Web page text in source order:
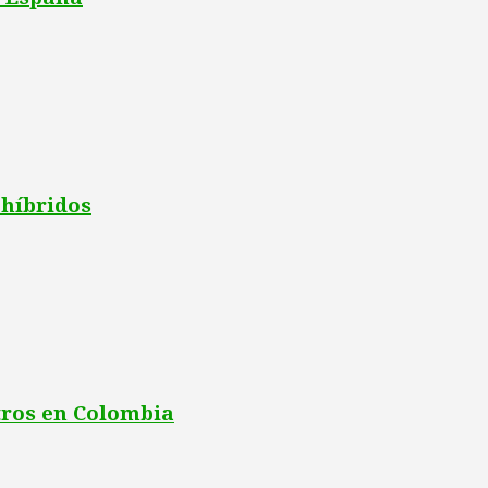
híbridos
en Colombia